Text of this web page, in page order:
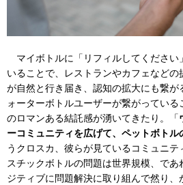
マイボトルに「リフィルしてください
いることで、レストランやカフェなど
が自然と行き届き、認知の拡大にも繋が
ォーターボトルユーザーが繋がってい
のロマンある結託感が湧いてきたり。「
ーコミュニティを広げて、ペットボトル
うクロスカ、彼らが見ているコミュニテ
スチックボトルの問題は世界規模、で
ジティブに問題解決に取り組んで然り、